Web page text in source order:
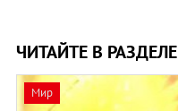
ЧИТАЙТЕ В РАЗДЕЛЕ
Мир